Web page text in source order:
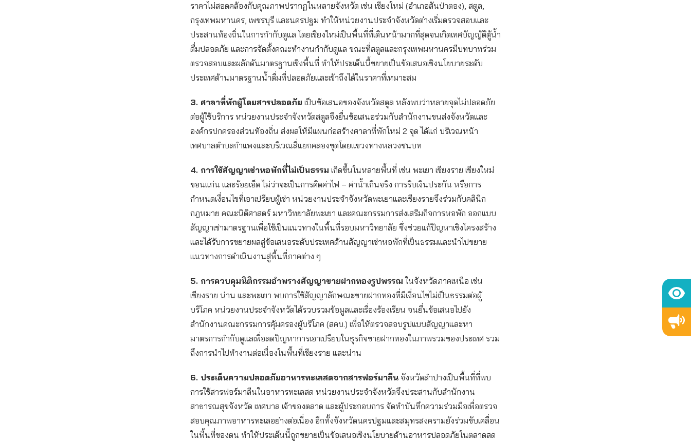
ราคาไม่สอดคล้องกับคุณภาพปรากฏในหลายจังหวัด เช่น เชียงใหม่ (อำเภอสันป่าตอง), สตูล,
กรุงเทพมหานคร, เพชรบุรี และนครปฐม ทำให้หน่วยงานประจำจังหวัดต่างเริ่มตรวจสอบและ
ประสานท้องถิ่นในการกำกับดูแล โดยเชียงใหม่เป็นพื้นที่ที่เดินหน้ามากที่สุดจนเกิดเทศบัญญัติตู้น้ำ
ดื่มปลอดภัย และการจัดตั้งคณะทำงานกำกับดูแล ขณะที่สตูลและกรุงเทพมหานครมีบทบาทร่วม
ตรวจสอบและผลักดันมาตรฐานเชิงพื้นที่ ทำให้ประเด็นนี้ขยายเป็นข้อเสนอเชิงนโยบายระดับ
ประเทศด้านมาตรฐานน้ำดื่มที่ปลอดภัยและเข้าถึงได้ในราคาที่เหมาะสม
3. ศาลาที่พักผู้โดยสารปลอดภัย เป็นข้อเสนอของจังหวัดสตูล หลังพบว่าหลายจุดไม่ปลอดภัย
ต่อผู้ใช้บริการ หน่วยงานประจำจังหวัดสตูลจึงยื่นข้อเสนอร่วมกับสำนักงานขนส่งจังหวัดและ
องค์กรปกครองส่วนท้องถิ่น ส่งผลให้มีแผนก่อสร้างศาลาที่พักใหม่ 2 จุด ได้แก่ บริเวณหน้า
เทศบาลตำบลกำแพงและบริเวณสี่แยกคลองขุดโดยแขวงทางหลวงชนบท
4. การใช้สัญญาเช่าหอพักที่ไม่เป็นธรรม เกิดขึ้นในหลายพื้นที่ เช่น พะเยา เชียงราย เชียงใหม่
ขอนแก่น และร้อยเอ็ด ไม่ว่าจะเป็นการคิดค่าไฟ – ค่าน้ำเกินจริง การริบเงินประกัน หรือการ
กำหนดเงื่อนไขที่เอาเปรียบผู้เช่า หน่วยงานประจำจังหวัดพะเยาและเชียงรายจึงร่วมกับคลินิก
กฎหมาย คณะนิติศาสตร์ มหาวิทยาลัยพะเยา และคณะกรรมการส่งเสริมกิจการหอพัก ออกแบบ
สัญญาเช่ามาตรฐานเพื่อใช้เป็นแนวทางในพื้นที่รอบมหาวิทยาลัย ซึ่งช่วยแก้ปัญหาเชิงโครงสร้าง
และได้รับการขยายผลสู่ข้อเสนอระดับประเทศด้านสัญญาเช่าหอพักที่เป็นธรรมและนำไปขยาย
แนวทางการดำเนินงานสู่พื้นที่ภาคต่าง ๆ
5. การควบคุมนิติกรรมอำพรางสัญญาขายฝากทองรูปพรรณในจังหวัดภาคเหนือ เช่น
เชียงราย น่าน และพะเยา พบการใช้สัญญาลักษณะขายฝากทองที่มีเงื่อนไขไม่เป็นธรรมต่อผู้
บริโภค หน่วยงานประจำจังหวัดได้รวบรวมข้อมูลและเรื่องร้องเรียน จนยื่นข้อเสนอไปยัง
สำนักงานคณะกรรมการคุ้มครองผู้บริโภค (สคบ.) เพื่อให้ตรวจสอบรูปแบบสัญญาและหา
มาตรการกำกับดูแลเพื่อลดปัญหาการเอาเปรียบในธุรกิจขายฝากทองในภาพรวมของประเทศ รวม
ถึงการนำไปทำงานต่อเนื่องในพื้นที่เชียงราย และน่าน
6. ประเด็นความปลอดภัยอาหารทะเลสดจากสารฟอร์มาลีน จังหวัดลำปางเป็นพื้นที่ที่พบ
การใช้สารฟอร์มาลีนในอาหารทะเลสด หน่วยงานประจำจังหวัดจึงประสานกับสำนักงาน
สาธารณสุขจังหวัด เทศบาล เจ้าของตลาด และผู้ประกอบการ จัดทำบันทึกความร่วมมือเพื่อตรวจ
สอบคุณภาพอาหารทะเลอย่างต่อเนื่อง อีกทั้งจังหวัดนครปฐมและสมุทรสงครามยังร่วมขับเคลื่อน
ในพื้นที่ของตน ทำให้ประเด็นนี้ถูกขยายเป็นข้อเสนอเชิงนโยบายด้านอาหารปลอดภัยในตลาดสด